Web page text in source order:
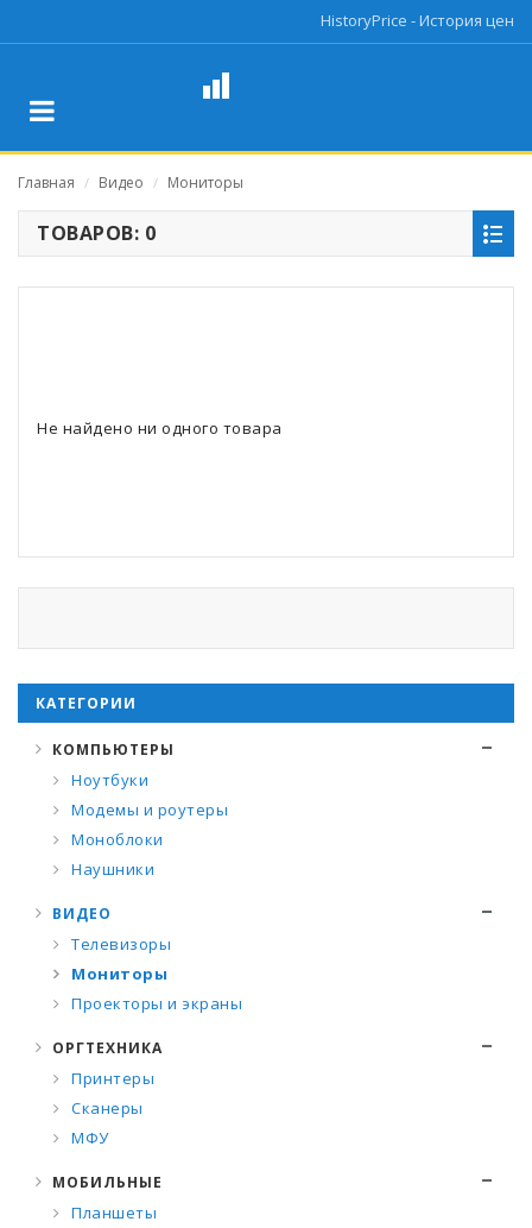
HistoryPrice - История цен
Главная / Видео / Мониторы
ТОВАРОВ: 0
Не найдено ни одного товара
КАТЕГОРИИ
КОМПЬЮТЕРЫ
Ноутбуки
Модемы и роутеры
Моноблоки
Наушники
ВИДЕО
Телевизоры
Мониторы
Проекторы и экраны
ОРГТЕХНИКА
Принтеры
Сканеры
МФУ
МОБИЛЬНЫЕ
Планшеты